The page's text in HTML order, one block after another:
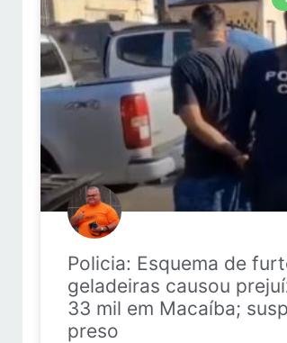
Policia: Esquema de
geladeiras causou
33 mil em Macaíba;
preso